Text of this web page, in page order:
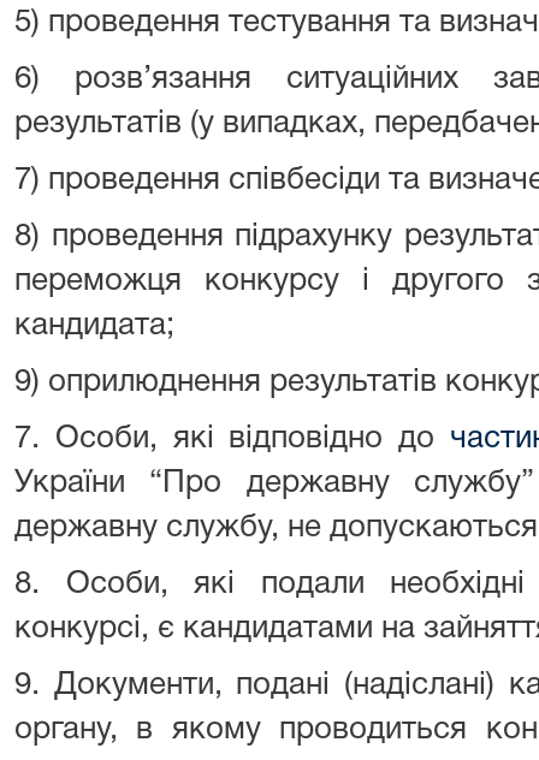
5) проведення тестування та
6) розв’язання ситуаційних
результатів (у випадках,
7) проведення співбесіди та
8) проведення підрахунку
переможця конкурсу і другого
кандидата;
9) оприлюднення результатів
7. Особи, які відповідно до
України “Про державну
державну службу, не допускаються
8. Особи, які подали
конкурсі, є кандидатами на
9. Документи, подані (надіслані)
органу, в якому проводиться